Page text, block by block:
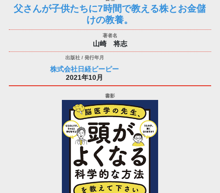
父さんが子供たちに7時間で教える株とお金儲
けの教養。
山崎 将志
株式会社日経ビーピー
2021年10月